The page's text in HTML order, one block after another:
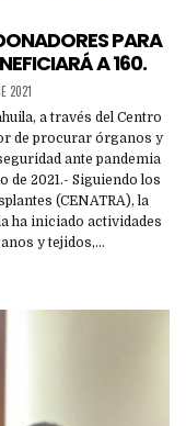
PARA
A 160.
2021
a través del Centro
de procurar órganos y
ante pandemia
de 2021.- Siguiendo los
(CENATRA), la
ha iniciado actividades
y tejidos,…